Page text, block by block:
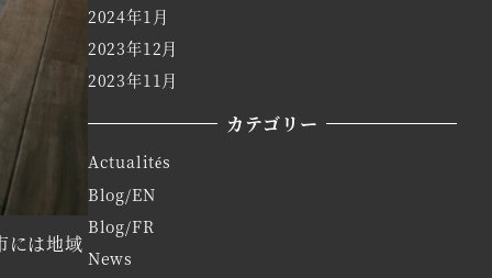
には地域
2024年1月
2023年12月
2023年11月
カテゴリー
Actualités
Blog/EN
Blog/FR
News